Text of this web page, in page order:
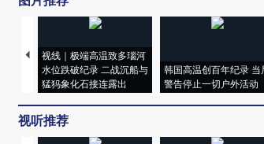
视线｜极端高温致多瑙河
水位跌破纪录 二战沉船与
猛犸象化石接连露出
韩国高温创百年纪录 当
警告停止一切户外活动
视听推荐